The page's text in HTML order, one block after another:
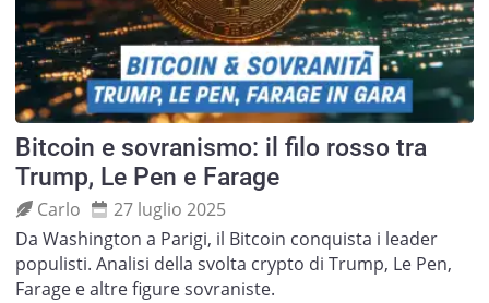
Bitcoin e sovranismo: il filo rosso tra
Trump, Le Pen e Farage
Carlo
27 luglio 2025
Da Washington a Parigi, il Bitcoin conquista i leader
populisti. Analisi della svolta crypto di Trump, Le Pen,
Farage e altre figure sovraniste.